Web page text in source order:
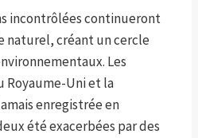
incontrôlées continueront
naturel, créant un cercle
Les
Royaume-Uni et la
enregistrée en
été exacerbées par des